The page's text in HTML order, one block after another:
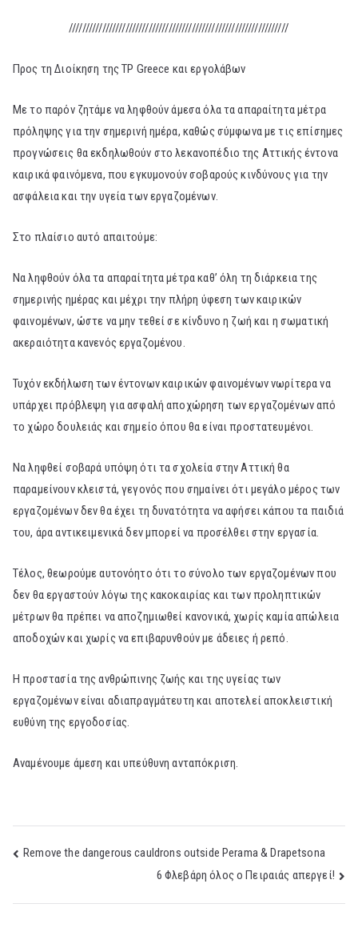
//////////////////////////////////////////////////////////////////
Προς τη Διοίκηση της TP Greece και εργολάβων
Με το παρόν ζητάμε να ληφθούν άμεσα όλα τα απαραίτητα μέτρα
πρόληψης για την σημερινή ημέρα, καθώς σύμφωνα με τις επίσημες
προγνώσεις θα εκδηλωθούν στο λεκανοπέδιο της Αττικής έντονα
καιρικά φαινόμενα, που εγκυμονούν σοβαρούς κινδύνους για την
ασφάλεια και την υγεία των εργαζομένων.
Στο πλαίσιο αυτό απαιτούμε:
Να ληφθούν όλα τα απαραίτητα μέτρα καθ’ όλη τη διάρκεια της
σημερινής ημέρας και μέχρι την πλήρη ύφεση των καιρικών
φαινομένων, ώστε να μην τεθεί σε κίνδυνο η ζωή και η σωματική
ακεραιότητα κανενός εργαζομένου.
Τυχόν εκδήλωση των έντονων καιρικών φαινομένων νωρίτερα να
υπάρχει πρόβλεψη για ασφαλή αποχώρηση των εργαζομένων από
το χώρο δουλειάς και σημείο όπου θα είναι προστατευμένοι.
Να ληφθεί σοβαρά υπόψη ότι τα σχολεία στην Αττική θα
παραμείνουν κλειστά, γεγονός που σημαίνει ότι μεγάλο μέρος των
εργαζομένων δεν θα έχει τη δυνατότητα να αφήσει κάπου τα παιδιά
του, άρα αντικειμενικά δεν μπορεί να προσέλθει στην εργασία.
Τέλος, θεωρούμε αυτονόητο ότι το σύνολο των εργαζομένων που
δεν θα εργαστούν λόγω της κακοκαιρίας και των προληπτικών
μέτρων θα πρέπει να αποζημιωθεί κανονικά, χωρίς καμία απώλεια
αποδοχών και χωρίς να επιβαρυνθούν με άδειες ή ρεπό.
Η προστασία της ανθρώπινης ζωής και της υγείας των
εργαζομένων είναι αδιαπραγμάτευτη και αποτελεί αποκλειστική
ευθύνη της εργοδοσίας.
Αναμένουμε άμεση και υπεύθυνη ανταπόκριση.
Post
Remove the dangerous cauldrons outside Perama & Drapetsona
6 Φλεβάρη όλος ο Πειραιάς απεργεί!